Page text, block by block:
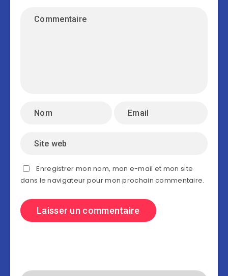
Enregistrer mon nom, mon e-mail et mon site
dans le navigateur pour mon prochain commentaire.